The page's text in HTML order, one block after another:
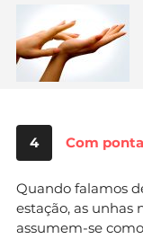
4 Com
Quando falamos
estação, as unhas
assumem-se